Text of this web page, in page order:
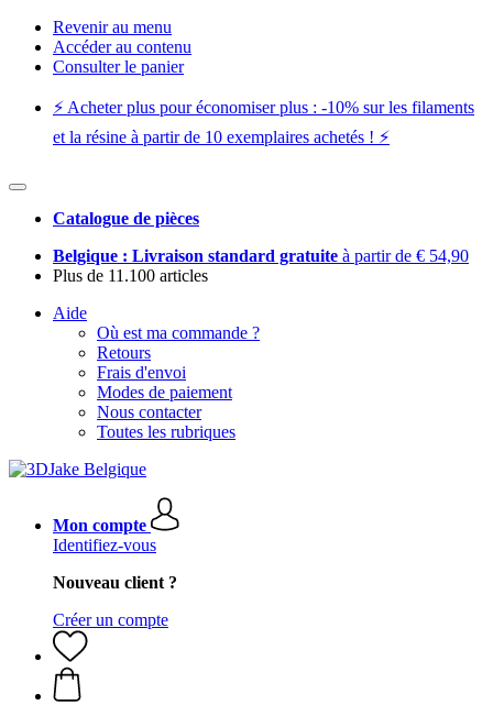
Revenir au menu
Accéder au contenu
Consulter le panier
⚡️ Acheter plus pour économiser plus : -10% sur les filaments
et la résine à partir de 10 exemplaires achetés ! ⚡️
Catalogue de pièces
Belgique : Livraison standard gratuite à partir de € 54,90
Plus de 11.100 articles
Aide
Où est ma commande ?
Retours
Frais d'envoi
Modes de paiement
Nous contacter
Toutes les rubriques
Mon compte
Identifiez-vous
Nouveau client ?
Créer un compte